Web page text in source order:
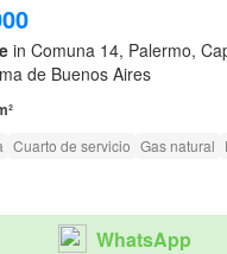
in Comuna 14, Palermo,
de Buenos Aires
Cuarto de servicio Gas natural
WhatsApp